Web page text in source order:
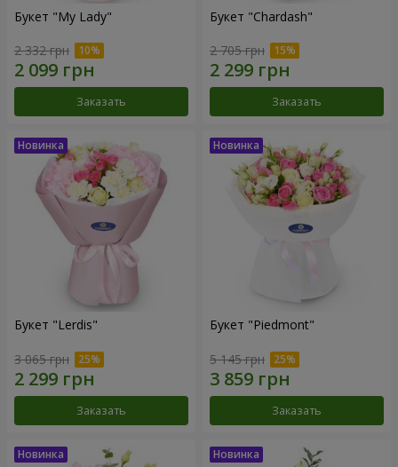
Букет "My Lady"
2 332 грн
Заказать
Букет "Chardash"
2 705 грн
Заказать
Букет "Lerdis"
3 065 грн
Заказать
Букет "Piedmont"
5 145 грн
Заказать